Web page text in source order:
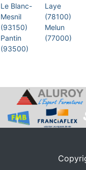
Le Blanc-
Mesnil
(93150)
Pantin
(93500)
Laye
(78100)
Melun
(77000)